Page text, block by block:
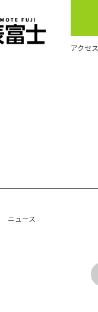
アクセス
ニュース